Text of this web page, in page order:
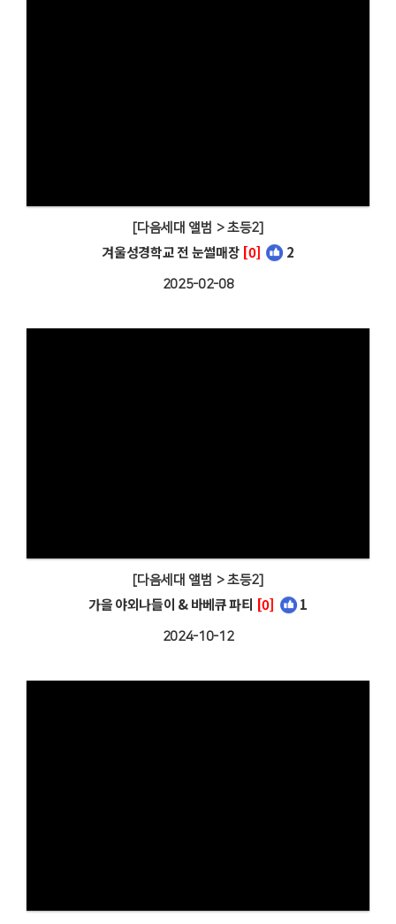
[다음세대 앨범 > 초등2]
겨울성경학교 전 눈썰매장 [0] 2
2025-02-08
[다음세대 앨범 > 초등2]
가을 야외나들이 & 바베큐 파티 [0] 1
2024-10-12